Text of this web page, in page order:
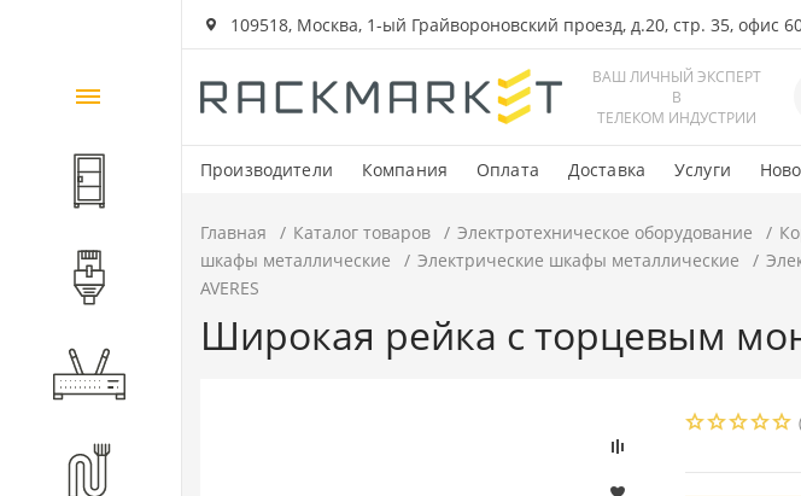
109518, Москва, 1-ый Грайвороновский проезд, д.20, стр. 35, офис
ВАШ ЛИЧНЫЙ ЭКСПЕРТ
В
ТЕЛЕКОМ ИНДУСТРИИ
Производители Компания Оплата Доставка Услуги
Каталог
товаров
Шкафы и стойки
Компоненты СКС
Главная Каталог товаров Электротехническое оборудование
шкафы металлические
Электрические шкафы металлические
AVERES
Широкая рейка с торцевым